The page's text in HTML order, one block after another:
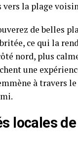
la plage
de belles
ce qui la
nord, plus
une
à travers
locales